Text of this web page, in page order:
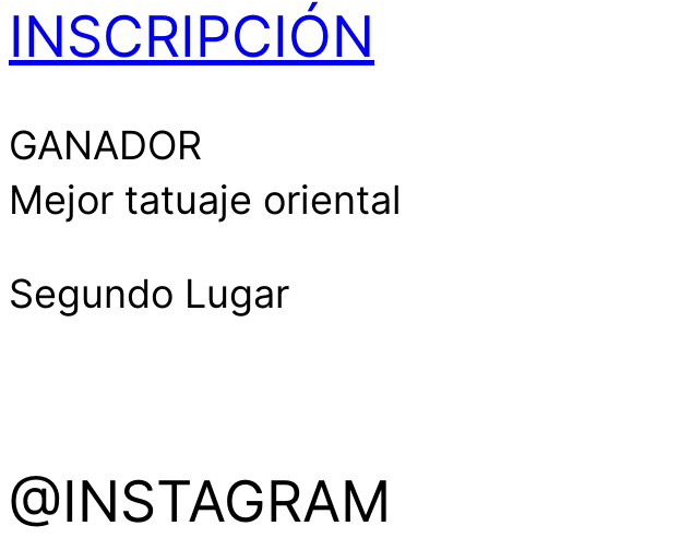
INSCRIPCIÓN
GANADOR
Mejor tatuaje oriental
Segundo Lugar
@INSTAGRAM